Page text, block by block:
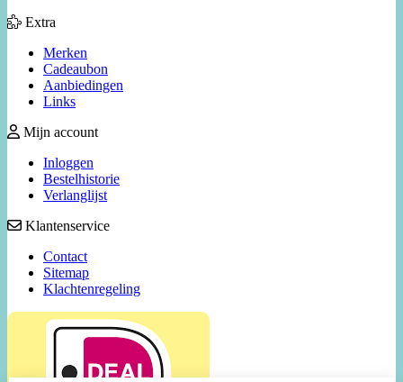
Extra
Merken
Cadeaubon
Aanbiedingen
Links
Mijn account
Inloggen
Bestelhistorie
Verlanglijst
Klantenservice
Contact
Sitemap
Klachtenregeling